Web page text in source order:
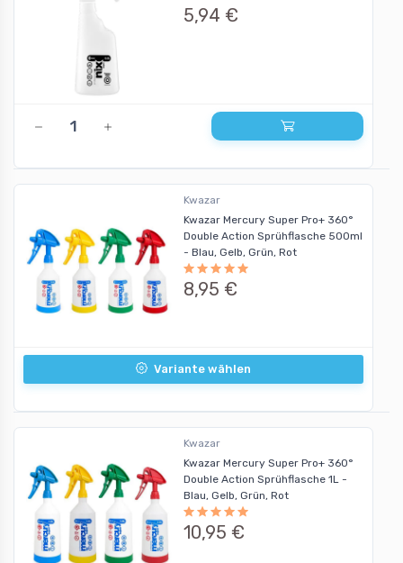
5,94 €
Kwazar
Kwazar Mercury Super Pro+ 360°
Double Action Sprühflasche 500ml
- Blau, Gelb, Grün, Rot
8,95 €
Variante wählen
Kwazar
Kwazar Mercury Super Pro+ 360°
Double Action Sprühflasche 1L -
Blau, Gelb, Grün, Rot
10,95 €